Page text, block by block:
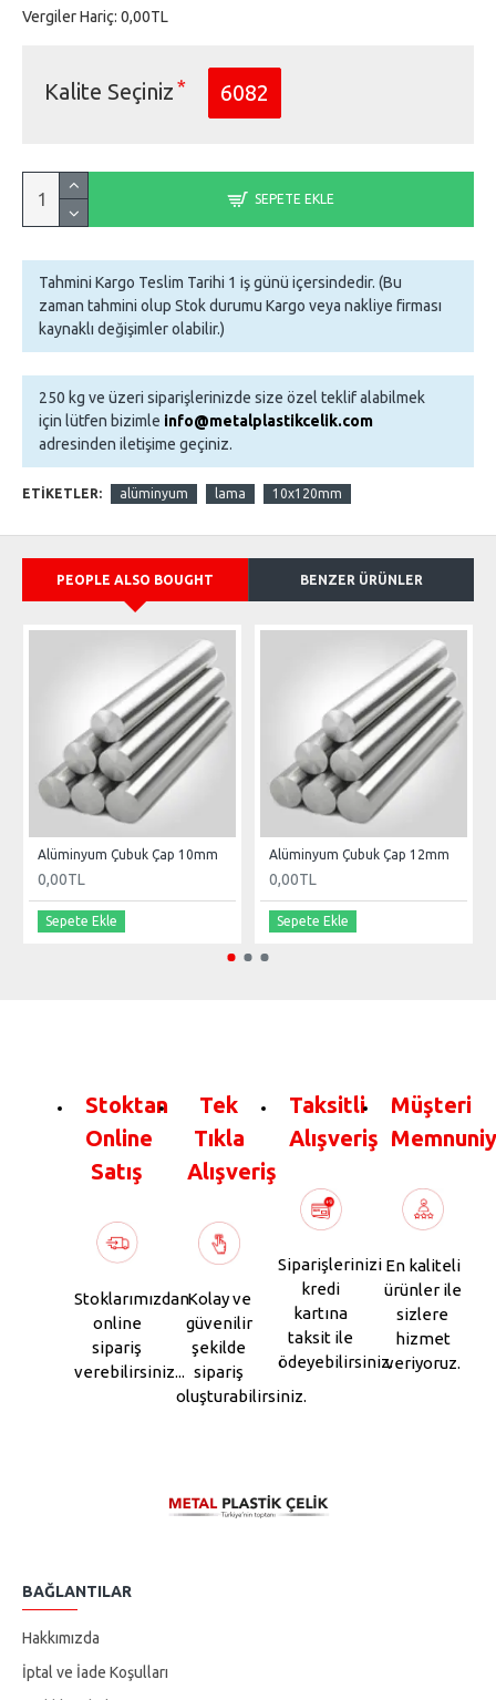
Vergiler Hariç: 0,00TL
SEPETE EKLE
Kalite Seçiniz 6082
Tahmini Kargo Teslim Tarihi 1 iş günü içersindedir. (Bu
zaman tahmini olup Stok durumu Kargo veya nakliye firması
kaynaklı değişimler olabilir.)
250 kg ve üzeri siparişlerinizde size özel teklif alabilmek
için lütfen bizimle info@metalplastikcelik.com
adresinden iletişime geçiniz.
ETIKETLER: alüminyum lama 10x120mm
PEOPLE ALSO BOUGHT BENZER ÜRÜNLER
Alüminyum Çubuk Çap 10mm
0,00TL
Sepete Ekle
Alüminyum Çubuk Çap 12mm
0,00TL
Sepete Ekle
Stoktan
Online
Satış
Stoklarımızdan
online
sipariş
verebilirsiniz...
Tek
Tıkla
Alışveriş
Kolay ve
güvenilir
şekilde
sipariş
oluşturabilirsiniz.
Taksitli
Alışveriş
Siparişlerinizi
kredi
kartına
taksit ile
ödeyebilirsiniz.
Müşteri
En kaliteli
ürünler ile
sizlere
hizmet
veriyoruz.
BAĞLANTILAR
Hakkımızda
İptal ve İade Koşulları